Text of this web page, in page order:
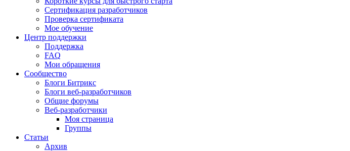
Сертификация разработчиков
Проверка сертификата
Мое обучение
Центр поддержки
Поддержка
FAQ
Мои обращения
Сообщество
Блоги Битрикс
Блоги веб-разработчиков
Общие форумы
Веб-разработчики
Моя страница
Группы
Статьи
Архив